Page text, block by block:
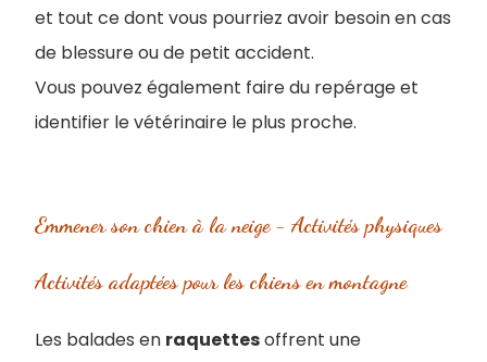
et tout ce dont vous pourriez avoir besoin en cas
de blessure ou de petit accident.
Vous pouvez également faire du repérage et
identifier le vétérinaire le plus proche.
Emmener son chien à la neige - Activités physiques
Activités adaptées pour les chiens en montagne
Les balades en raquettesoffrent une